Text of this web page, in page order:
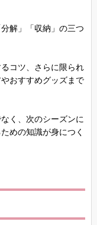
解」「収納」の三つ
コツ、さらに限られ
おすすめグッズまで
く、次のシーズンに
めの知識が身につく